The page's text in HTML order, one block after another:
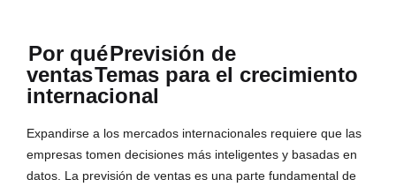
Por quéPrevisión de
ventasTemas para el crecimiento
internacional
Expandirse a los mercados internacionales requiere que las
empresas tomen decisiones más inteligentes y basadas en
datos. La previsión de ventas es una parte fundamental de